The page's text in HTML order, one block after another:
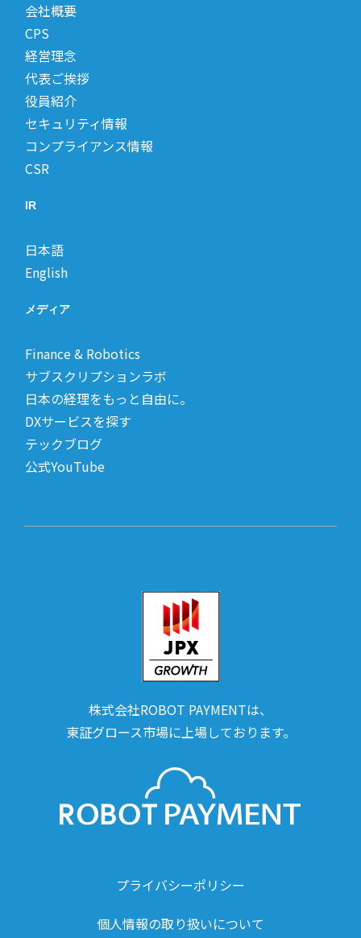
会社概要
CPS
経営理念
代表ご挨拶
役員紹介
セキュリティ情報
コンプライアンス情報
CSR
IR
日本語
English
メディア
Finance & Robotics
サブスクリプションラボ
日本の経理をもっと自由に。
DXサービスを探す
テックブログ
公式YouTube
株式会社ROBOT PAYMENTは、
東証グロース市場に上場しております。
プライバシーポリシー
個人情報の取り扱いについて